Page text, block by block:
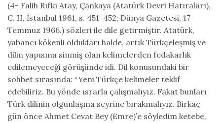
(4- Falih Rıfkı Atay, Çankaya (Atatürk Devri Hatıraları),
C. II, İstanbul 1961, s. 451-452; Dünya Gazetesi, 17
Temmuz 1966.) sözleri ile dile getirmiştir. Atatürk,
yabancı kökenli oldukları halde, artık Türkçeleşmiş ve
dilin yapısına sinmiş olan kelimelerden fedakarlık
edilemeyeceği görüşünde idi. Dil konusundaki bir
sohbet sırasında: “Yeni Türkçe kelimeler teklif
edebiliriz. Bu yönde ısrarla çalışmalıyız. Fakat bunları
Türk dilinin olgunlaşma seyrine bırakmalıyız. Birkaç
gün önce Ahmet Cevat Bey (Emre)’e söyledim ketebe,